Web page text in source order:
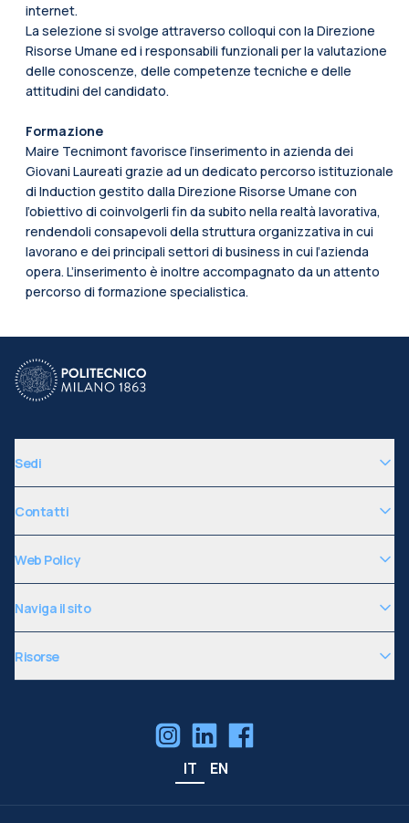
internet.
La selezione si svolge attraverso colloqui con la Direzione
Risorse Umane ed i responsabili funzionali per la valutazione
delle conoscenze, delle competenze tecniche e delle
attitudini del candidato.
Formazione
Maire Tecnimont favorisce l’inserimento in azienda dei
Giovani Laureati grazie ad un dedicato percorso istituzionale
di Induction gestito dalla Direzione Risorse Umane con
l’obiettivo di coinvolgerli fin da subito nella realtà lavorativa,
rendendoli consapevoli della struttura organizzativa in cui
lavorano e dei principali settori di business in cui l’azienda
opera. L’inserimento è inoltre accompagnato da un attento
percorso di formazione specialistica.
Sedi
Contatti
Web Policy
Naviga il sito
Risorse
IT EN